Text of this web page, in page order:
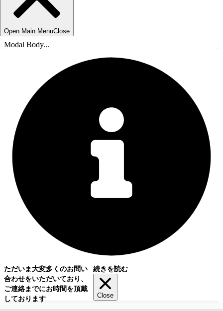
Open Main MenuClose
Modal Body...
ただいま大変多くのお問い
合わせをいただいており、
ご連絡までにお時間を頂戴
しております
続きを読む
Close